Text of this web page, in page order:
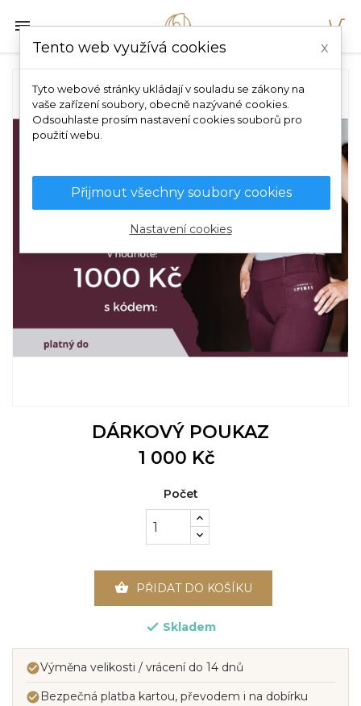

DÁRKOVÝ POUKAZ
1 000 Kč
Počet
 PŘIDAT DO KOŠÍKU
 Skladem
Výměna velikosti / vrácení do 14 dnů
Bezpečná platba kartou, převodem i na dobírku
Tento web využívá cookies x
Tyto webové stránky ukládají v souladu se zákony na
vaše zařízení soubory, obecně nazývané cookies.
Odsouhlaste prosím nastavení cookies souborů pro
použití webu.
Přijmout všechny soubory cookies
Nastavení cookies